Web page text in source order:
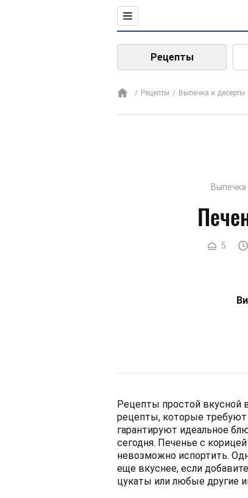
Рецепты
Рецепты Выпечка и десерты
Выпечка
5
Рецепты простой вкусной
рецепты, которые требуют
гарантируют идеальное
сегодня. Печенье с
невозможно испортить.
еще вкуснее, если
цукаты или любые другие